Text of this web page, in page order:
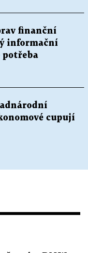
finanční
informační
potřeba
cupují